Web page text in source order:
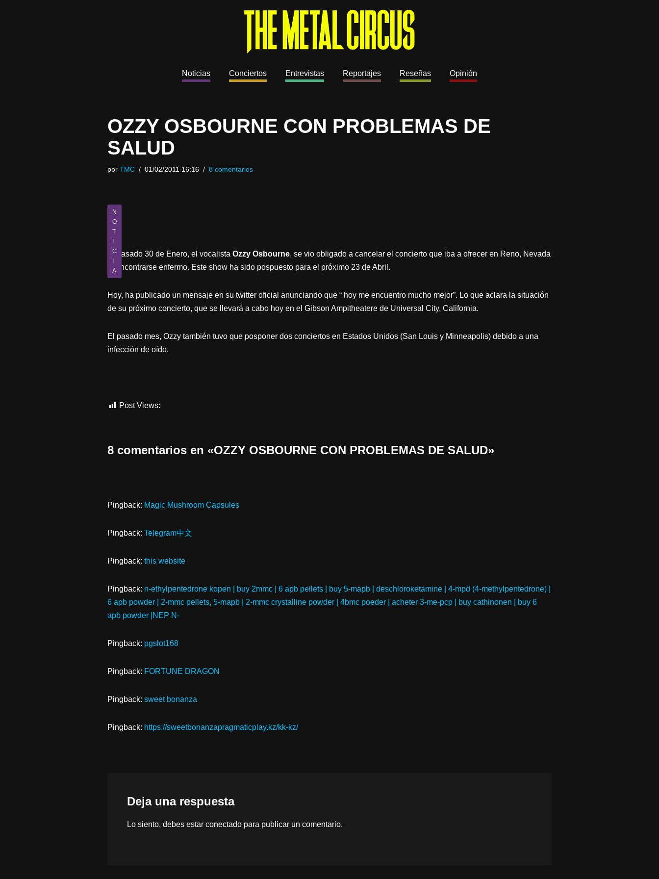
Noticias Conciertos Entrevistas Reportajes Reseñas Opinión
OZZY OSBOURNE CON PROBLEMAS DE
SALUD
por TMC 01/02/2011 16:16 8 comentarios
N
O
T
C
A
El pasado 30 de Enero, el vocalista Ozzy Osbourne, se vio obligado a cancelar el concierto que iba a ofrecer en Reno, Nevada
al encontrarse enfermo. Este show ha sido pospuesto para el próximo 23 de Abril.
Hoy, ha publicado un mensaje en su twitter oficial anunciando que “ hoy me encuentro mucho mejor”. Lo que aclara la situación
de su próximo concierto, que se llevará a cabo hoy en el Gibson Ampitheatere de Universal City, California.
El pasado mes, Ozzy también tuvo que posponer dos conciertos en Estados Unidos (San Louis y Minneapolis) debido a una
infección de oído.
Post Views:
8 comentarios en «OZZY OSBOURNE CON PROBLEMAS DE SALUD»
Pingback: Magic Mushroom Capsules
Pingback: Telegram中文
Pingback: this website
Pingback: n-ethylpentedrone kopen | buy 2mmc | 6 apb pellets | buy 5-mapb | deschloroketamine | 4-mpd (4-methylpentedrone) |
6 apb powder | 2-mmc pellets, 5-mapb | 2-mmc crystalline powder | 4bmc poeder | acheter 3-me-pcp | buy cathinonen | buy 6
apb powder |NEP N-
Pingback: pgslot168
Pingback: FORTUNE DRAGON
Pingback: sweet bonanza
Pingback: https://sweetbonanzapragmaticplay.kz/kk-kz/
Deja una respuesta
Lo siento, debes estar conectado para publicar un comentario.